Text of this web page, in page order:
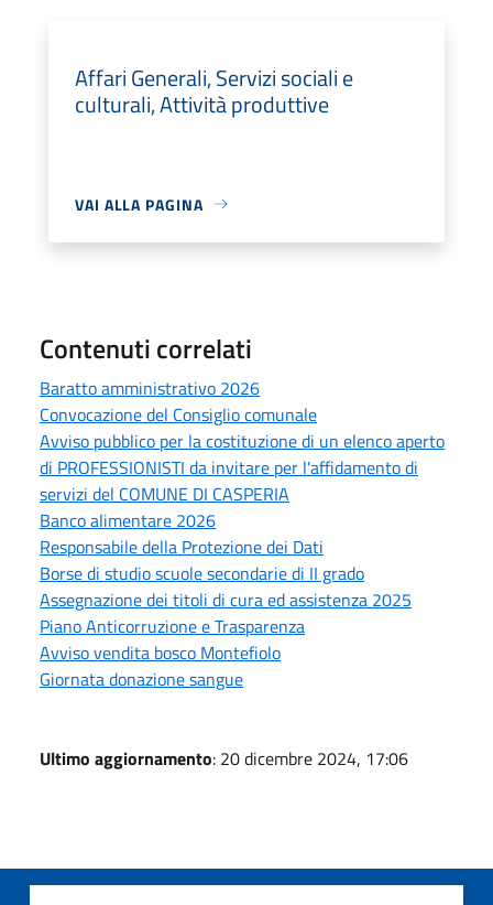
Affari Generali, Servizi sociali e
culturali, Attività produttive
VAI ALLA PAGINA
Contenuti correlati
Baratto amministrativo 2026
Convocazione del Consiglio comunale
Avviso pubblico per la costituzione di un elenco aperto
di PROFESSIONISTI da invitare per l'affidamento di
servizi del COMUNE DI CASPERIA
Banco alimentare 2026
Responsabile della Protezione dei Dati
Borse di studio scuole secondarie di II grado
Assegnazione dei titoli di cura ed assistenza 2025
Piano Anticorruzione e Trasparenza
Avviso vendita bosco Montefiolo
Giornata donazione sangue
Ultimo aggiornamento: 20 dicembre 2024, 17:06